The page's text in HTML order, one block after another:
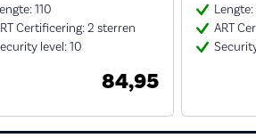
110
Certificering: 2 sterren
level: 10
84,95
Lengte:
ART